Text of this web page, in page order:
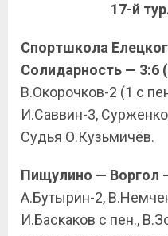
17-й
Спортшкола
Солидарность — 3:6
В.Окорочков-2 (1 с
И.Саввин-3,
Судья О.Кузьмичёв.
Пищулино — Воргол
А.Бутырин-2,
И.Баскаков с пен.,